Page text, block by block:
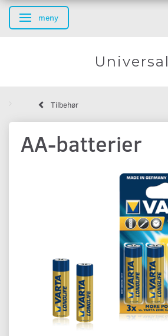
Ändra navigering
meny
Universal
Tilbehør
AA-batterier